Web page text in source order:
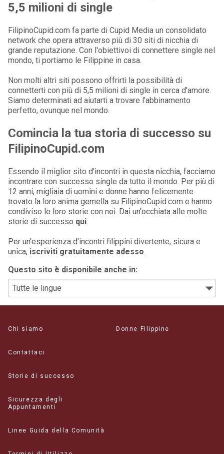
5,5 milioni di single
FilipinoCupid.com fa parte di Cupid Media un consolidato
network che opera attraverso più di 30 siti di nicchia di
grande reputazione. Con l'obiettivoi di connettere single nel
mondo, ti portiamo le Filippine in casa.
Non molti altri siti possono offrirti la possibilità di
connetterti con più di 5,5 milioni di single in cerca d'amore.
Siamo determinati ad aiutarti a trovare l'abbinamento
perfetto, ovunque nel mondo.
Comincia la tua storia di successo su
FilipinoCupid.com
Essendo il miglior sito d'incontri in questa nicchia, facciamo
incontrare con successo single da tutto il mondo. Per più di
12 anni, migliaia di uomini e donne hanno felicemente
trovato la loro anima gemella su FilipinoCupid.com e hanno
condiviso le loro storie con noi. Dai un'occhiata alle molte
storie di successo qui.
Per un'esperienza d'incontri filippini divertente, sicura e
unica, iscriviti gratuitamente adesso.
Questo sito è disponibile anche in:
Chi siamo
Contattaci
Storie di successo
Sicurezza degli
Appuntamenti
Linee Guida della Comunità
Donne Filippine